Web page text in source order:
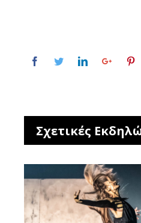
Σχετικές